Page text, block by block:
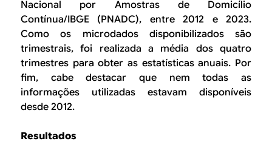
Nacional por Amostras de Domicílio
Contínua/IBGE (PNADC), entre 2012 e 2023.
Como os microdados disponibilizados são
trimestrais, foi realizada a média dos quatro
trimestres para obter as estatísticas anuais. Por
fim, cabe destacar que nem todas as
informações utilizadas estavam disponíveis
desde 2012.
Resultados